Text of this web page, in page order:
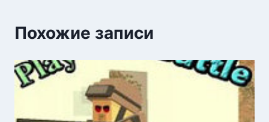
Похожие записи